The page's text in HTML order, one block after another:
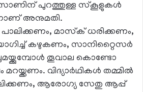
പുറത്തുള്ള സ്‌കൂളുകള്‍
അനുമതി.
മാസ്‌ക് ധരിക്കണം,
കഴുകണം, സാനിറ്റൈസര്‍
തൂവാല കൊണ്ടോ
വിദ്യാര്‍ഥികള്‍ തമ്മില്‍
ആരോഗ്യ സേതു ആപ്പ്